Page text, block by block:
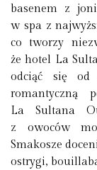
basenem z
w spa z
co tworzy
że hotel La
odciąć się od
romantyczną
La Sultana
z owoców
Smakosze
ostrygi,